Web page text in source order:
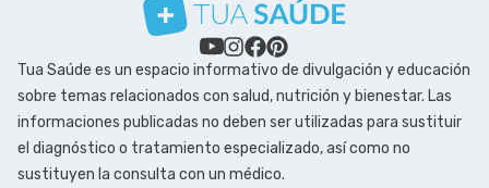
Tua Saúde es un espacio informativo de divulgación y educación
sobre temas relacionados con salud, nutrición y bienestar. Las
informaciones publicadas no deben ser utilizadas para sustituir
el diagnóstico o tratamiento especializado, así como no
sustituyen la consulta con un médico.